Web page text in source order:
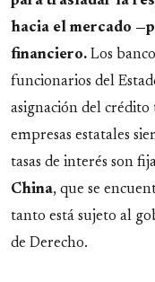
hacia el mercado
financiero. Los
funcionarios del
asignación del
empresas estatales
tasas de interés son
China, que se
tanto está sujeto al
de Derecho.